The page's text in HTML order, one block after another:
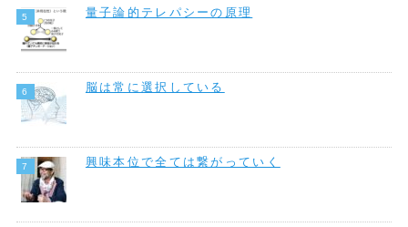
量子論的テレパシーの原理
脳は常に選択している
興味本位で全ては繋がっていく